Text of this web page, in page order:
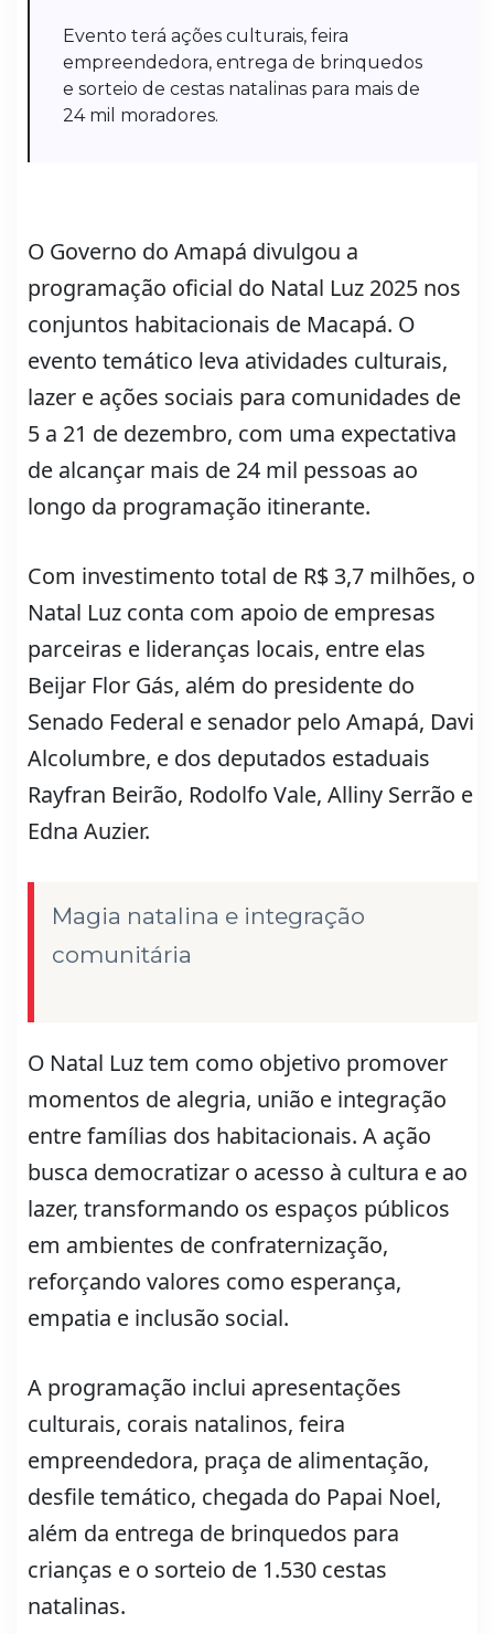
Evento terá ações culturais, feira
empreendedora, entrega de brinquedos
e sorteio de cestas natalinas para mais de
24 mil moradores.
O Governo do Amapá divulgou a
programação oficial do Natal Luz 2025 nos
conjuntos habitacionais de Macapá. O
evento temático leva atividades culturais,
lazer e ações sociais para comunidades de
5 a 21 de dezembro, com uma expectativa
de alcançar mais de 24 mil pessoas ao
longo da programação itinerante.
Com investimento total de R$ 3,7 milhões, o
Natal Luz conta com apoio de empresas
parceiras e lideranças locais, entre elas
Beijar Flor Gás, além do presidente do
Senado Federal e senador pelo Amapá, Davi
Alcolumbre, e dos deputados estaduais
Rayfran Beirão, Rodolfo Vale, Alliny Serrão e
Edna Auzier.
Magia natalina e integração
comunitária
O Natal Luz tem como objetivo promover
momentos de alegria, união e integração
entre famílias dos habitacionais. A ação
busca democratizar o acesso à cultura e ao
lazer, transformando os espaços públicos
em ambientes de confraternização,
reforçando valores como esperança,
empatia e inclusão social.
A programação inclui apresentações
culturais, corais natalinos, feira
empreendedora, praça de alimentação,
desfile temático, chegada do Papai Noel,
além da entrega de brinquedos para
crianças e o sorteio de 1.530 cestas
natalinas.